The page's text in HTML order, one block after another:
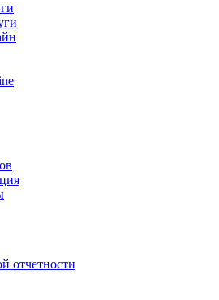
отчетности